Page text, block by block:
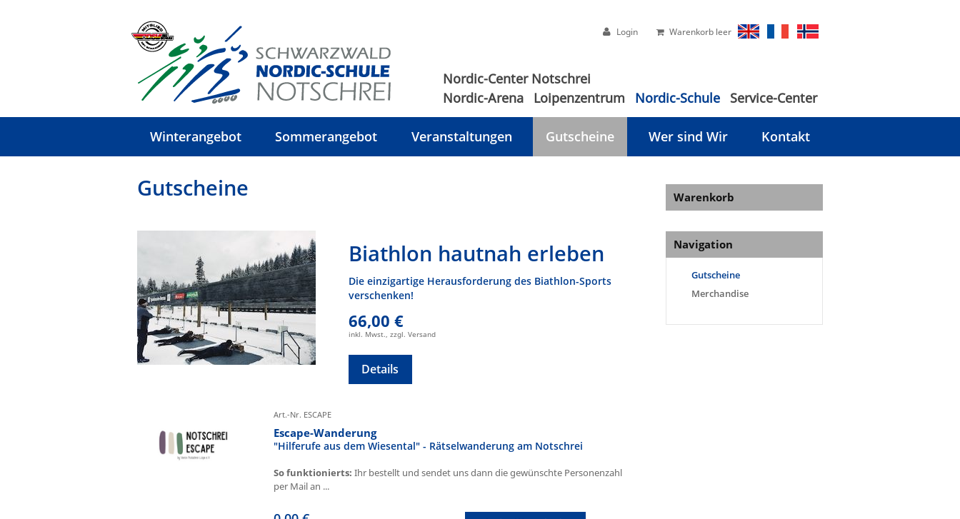
Login Warenkorb leer
Nordic-Center Notschrei
Nordic-Arena
Loipenzentrum Nordic-Schule Service-Center
Winterangebot Sommerangebot Veranstaltungen Gutscheine Wer sind Wir Kontakt
Gutscheine
Biathlon hautnah erleben
Die einzigartige Herausforderung des Biathlon-Sports
verschenken!
66,00 €
inkl. Mwst., zzgl. Versand
Details
Art.-Nr. ESCAPE
Escape-Wanderung
"Hilferufe aus dem Wiesental" - Rätselwanderung am Notschrei
So funktionierts: Ihr bestellt und sendet uns dann die gewünschte Personenzahl
per Mail an ...
Warenkorb
Navigation
Gutscheine
Merchandise